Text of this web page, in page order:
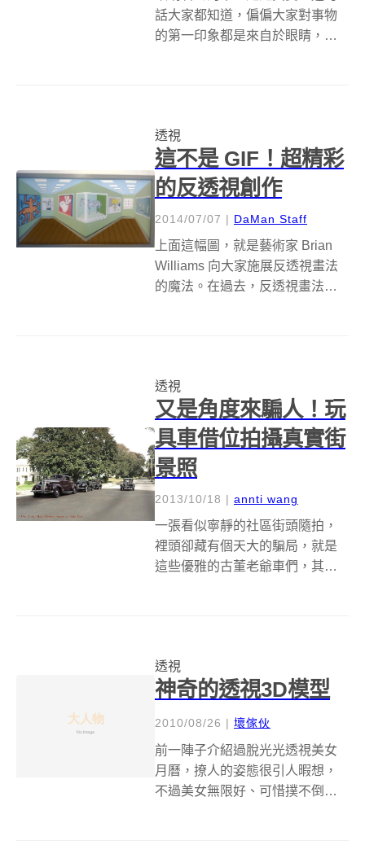
話大家都知道，偏偏大家對事物
的第一印象都是來自於眼睛，所
妙手法，再次玩...
透視
這不是 GIF！超精彩
的反透視創作
2014/07/07 | DaMan Staff
上面這幅圖，就是藝術家 Brian
Williams 向大家施展反透視畫法
的魔法。在過去，反透視畫法只
在本身已經遭到扭曲的平面上，...
透視
又是角度來騙人！玩
具車借位拍攝真實街
景照
2013/10/18 | annti wang
一張看似寧靜的社區街頭隨拍，
裡頭卻藏有個天大的騙局，就是
這些優雅的古董老爺車們，其實
些騙很大的街景照，攝影...
透視
神奇的透視3D模型
2010/08/26 | 壞傢伙
前一陣子介紹過脫光光透視美女
月曆，撩人的姿態很引人暇想，
不過美女無限好、可惜撲不倒。